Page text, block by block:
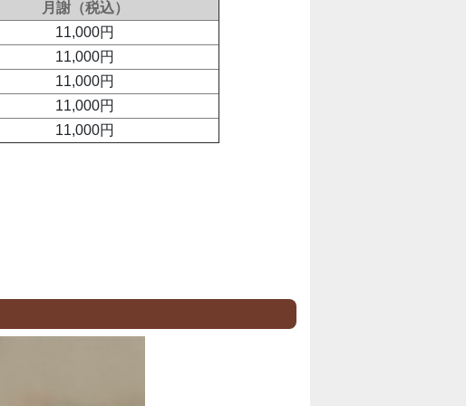
月謝（税込）
11,000円
11,000円
11,000円
11,000円
11,000円